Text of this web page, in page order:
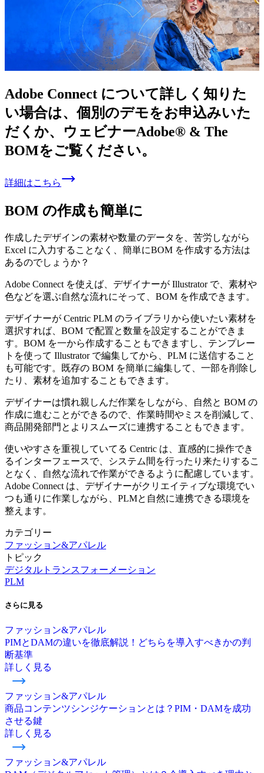
Adobe Connect について詳しく 知りた
い場合は、個別のデモをお申込みいた
だくか、 ウェビナーAdobe® & The
BOMをご覧ください。
詳細はこちら
BOM の作成も簡単に
作成したデザインの素材や数量のデータを、苦労しながら
Excel に入力することなく、簡単にBOM を作成する方法は
あるのでしょうか？
Adobe Connect を使えば、デザイナーが Illustrator で、素材や
色などを選ぶ自然な流れにそって、BOM を作成できます。
デザイナーが Centric PLM のライブラリから使いたい素材を
選択すれば、BOM で配置と数量を設定することができま
す。BOM を一から作成することもできますし、テンプレー
トを使って Illustrator で編集してから、PLM に送信すること
も可能です。既存の BOM を簡単に編集して、一部を削除し
たり、素材を追加することもできます。
デザイナーは慣れ親しんだ作業をしながら、自然と BOM の
作成に進むことができるので、作業時間やミスを削減して、
商品開発部門とよりスムーズに連携することもできます。
使いやすさを重視していてる Centric は、直感的に操作でき
るインターフェースで、システム間を行ったり来たりするこ
となく、自然な流れで作業ができるように配慮しています。
Adobe Connect は、デザイナーがクリエイティブな環境でい
つも通りに作業しながら、PLMと自然に連携できる環境を
整えます。
カテゴリー
ファッション&アパレル
トピック
デジタルトランスフォーメーション
PLM
さらに見る
ファッション&アパレル
PIMとDAMの違いを徹底解説！どちらを導入すべきかの判
断基準
詳しく見る
ファッション&アパレル
商品コンテンツシンジケーションとは？PIM・DAMを成功
させる鍵
詳しく見る
ファッション&アパレル